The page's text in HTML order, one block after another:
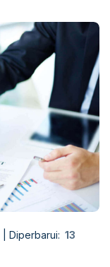
Diperbarui: 13